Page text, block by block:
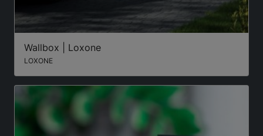
Wallbox | Loxone
LOXONE